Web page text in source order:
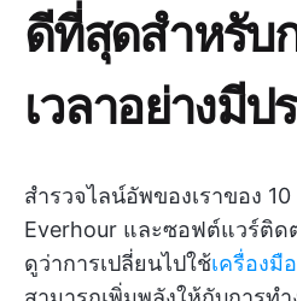
ดีที่สุดสำหรับ
เวลาอย่างมี
สำรวจไลน์อัพของเราของ
Everhour และซอฟต์แวร์ติด
ดูว่าการเปลี่ยนไปใช้เครื่องมื